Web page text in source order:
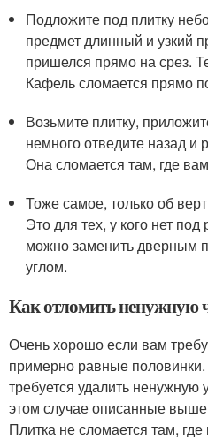
Подложите под плитку
предмет длинный и узкий
пришелся прямо на срез.
Кафель сломается прямо
Возьмите плитку,
немного отведите назад и
Она сломается там, где
Тоже самое, только об
Это для тех, у кого нет
можно заменить дверным
углом.
Как отломить ненужную
Очень хорошо если вам
примерно равные половинки.
требуется удалить
этом случае описанные
Плитка не сломается там,